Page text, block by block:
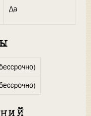
Да